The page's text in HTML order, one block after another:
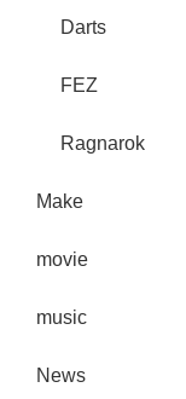
Darts
FEZ
Ragnarok
Make
movie
music
News